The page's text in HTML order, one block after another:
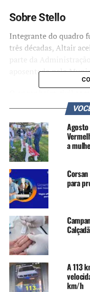
Sobre Stello
Integrante do quadro
três décadas, Altair
parte da
aposentado pelo
pastas como Obras,
Projetos e
Orçamento e também
“Nesta
estarei na
tomar pé
vou medir
temas
eles, as
afirma
a
para
A 113
km/h